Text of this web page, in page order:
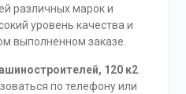
различных марок и
уровень качества и
выполненном заказе.
120 к2.
по телефону или